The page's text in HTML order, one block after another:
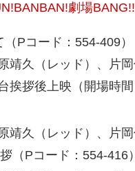
劇場
Pコード：554-409）
靖久（レッド）、片
挨拶後上映（開場時間
靖久（レッド）、片
（Pコード：554-416）